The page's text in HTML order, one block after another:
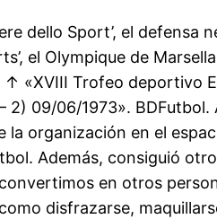
dello Sport’, el
el Olympique de
«XVIII Trofeo deportivo
09/06/1973».
la organización en el
Además, consiguió
en otros
disfrazarse,